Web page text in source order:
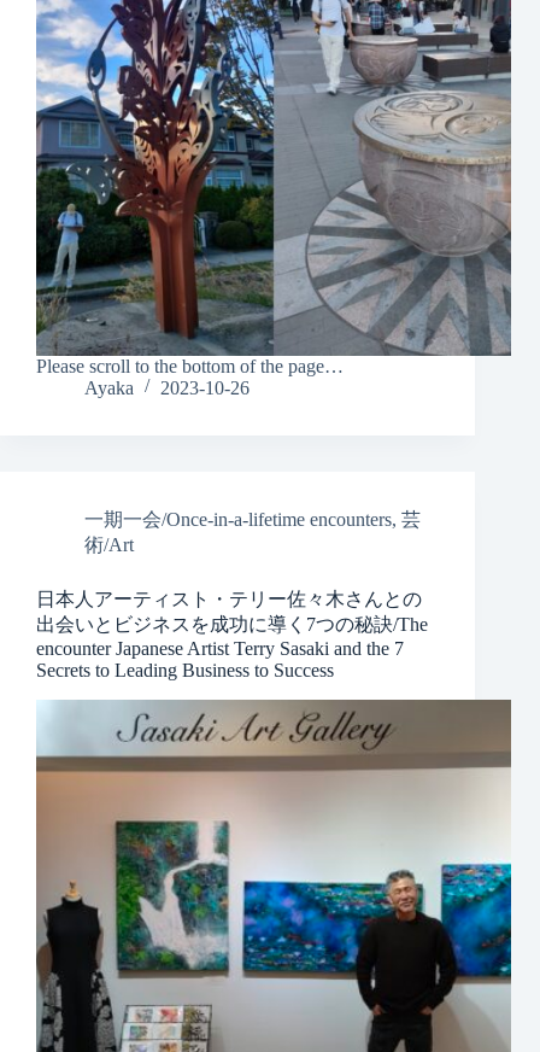
Please scroll to the bottom of the page…
Ayaka
2023-10-26
一期一会/Once-in-a-lifetime encounters, 芸
術/Art
日本人アーティスト・テリー佐々木さんとの
出会いとビジネスを成功に導く7つの秘訣/The
encounter Japanese Artist Terry Sasaki and the 7
Secrets to Leading Business to Success